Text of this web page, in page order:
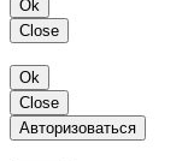
Ok
Close
Ok
Close
Авторизоваться